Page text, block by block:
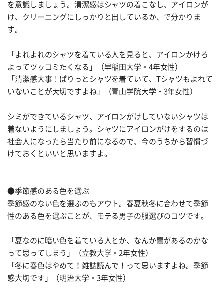
を意識しましょう。清潔感はシャツの着こなし、アイロンが
け、クリーニングにしっかりと出しているか、で分かりま
す。
「よれよれのシャツを着ている人を見ると、アイロンかけろ
よってツッコミたくなる」（早稲田大学・4年女性）
「清潔感大事！ぱりっとシャツを着ていて、Tシャツもよれて
いないことが大切ですよね」（青山学院大学・3年女性）
シミができているシャツ、アイロンがけしていないシャツは
着ないようにしましょう。シャツにアイロンがけをするのは
社会人になったら当たり前になるので、今のうちから習慣づ
けておくといいと思いますよ。
●季節感のある色を選ぶ
季節感のない色を選ぶのもアウト。春夏秋冬に合わせて季節
性のある色を選ぶことが、モテる男子の服選びのコツです。
「夏なのに暗い色を着ている人とか、なんか闇があるのかな
って思ってしまう」（立教大学・2年女性）
「冬に春色はやめて！雑誌読んで！って思いますよね。季節
感大切です」（明治大学・3年女性）